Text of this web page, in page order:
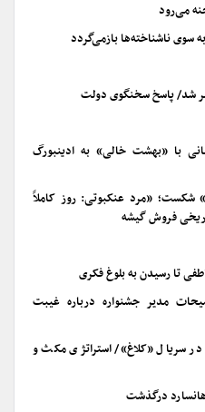
می‌رود
سوی ناشناخته‌ها بازمی‌گردد
شد/ پاسخ سخنگوی دولت
با «بهشت خالی» به ادینبورگ
شکست؛ «مرد عنکبوتی: روز کاملاً
فروش گیشه
تا رسیدن به بلوغ فکری
ونیز ۲۰۲۶؛ توضیحات مدیر جشنواره درباره غیبت
سریال «کلاغ»/ استراتژی مکث و
درگذشت